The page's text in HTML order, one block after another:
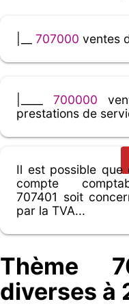
707000 ventes
700000
prestations de
Il est possible que
compte
707401 soit
par la TVA...
Thème
diverses à